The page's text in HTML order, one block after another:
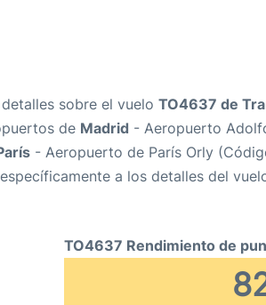
sobre el vuelo TO4637 de
de Madrid - Aeropuerto
- Aeropuerto de París Orly
a los detalles del
TO4637 Rendimiento de